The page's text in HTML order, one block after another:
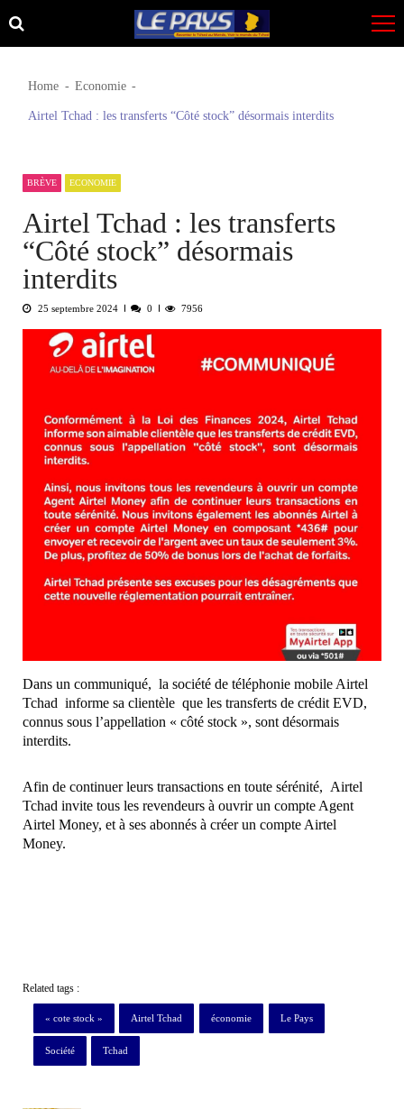
Skip
to
Skip
to
Home Economie
Airtel Tchad : les transferts “Côté stock” désormais interdits
BRÈVE ECONOMIE
Airtel Tchad : les transferts
“Côté stock” désormais
interdits
25 septembre 2024 0 7956
Dans un communiqué, la société de téléphonie mobile Airtel
Tchad informe sa clientèle que les transferts de crédit EVD,
connus sous l’appellation « côté stock », sont désormais
interdits.
Afin de continuer leurs transactions en toute sérénité, Airtel
Tchad invite tous les revendeurs à ouvrir un compte Agent
Airtel Money, et à ses abonnés à créer un compte Airtel
Money.
Related tags :
« cote stock » Airtel Tchad économie Le Pays
Société Tchad